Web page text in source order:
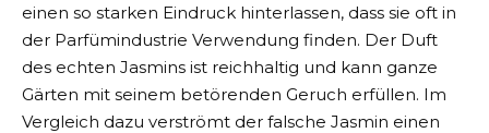
einen so starken Eindruck hinterlassen, dass sie oft in
der Parfümindustrie Verwendung finden. Der Duft
des echten Jasmins ist reichhaltig und kann ganze
Gärten mit seinem betörenden Geruch erfüllen. Im
Vergleich dazu verströmt der falsche Jasmin einen